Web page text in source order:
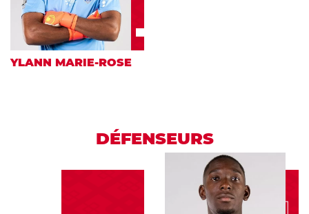
YLANN MARIE-ROSE
DÉFENSEURS